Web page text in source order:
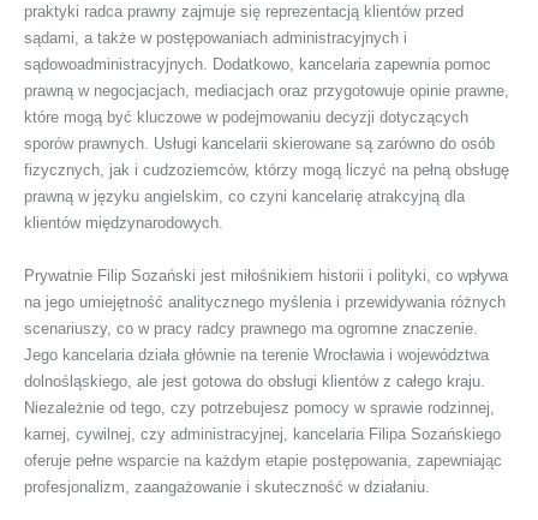
praktyki radca prawny zajmuje się reprezentacją klientów przed
sądami, a także w postępowaniach administracyjnych i
sądowoadministracyjnych. Dodatkowo, kancelaria zapewnia pomoc
prawną w negocjacjach, mediacjach oraz przygotowuje opinie prawne,
które mogą być kluczowe w podejmowaniu decyzji dotyczących
sporów prawnych. Usługi kancelarii skierowane są zarówno do osób
fizycznych, jak i cudzoziemców, którzy mogą liczyć na pełną obsługę
prawną w języku angielskim, co czyni kancelarię atrakcyjną dla
klientów międzynarodowych.
Prywatnie Filip Sozański jest miłośnikiem historii i polityki, co wpływa
na jego umiejętność analitycznego myślenia i przewidywania różnych
scenariuszy, co w pracy radcy prawnego ma ogromne znaczenie.
Jego kancelaria działa głównie na terenie Wrocławia i województwa
dolnośląskiego, ale jest gotowa do obsługi klientów z całego kraju.
Niezależnie od tego, czy potrzebujesz pomocy w sprawie rodzinnej,
karnej, cywilnej, czy administracyjnej, kancelaria Filipa Sozańskiego
oferuje pełne wsparcie na każdym etapie postępowania, zapewniając
profesjonalizm, zaangażowanie i skuteczność w działaniu.